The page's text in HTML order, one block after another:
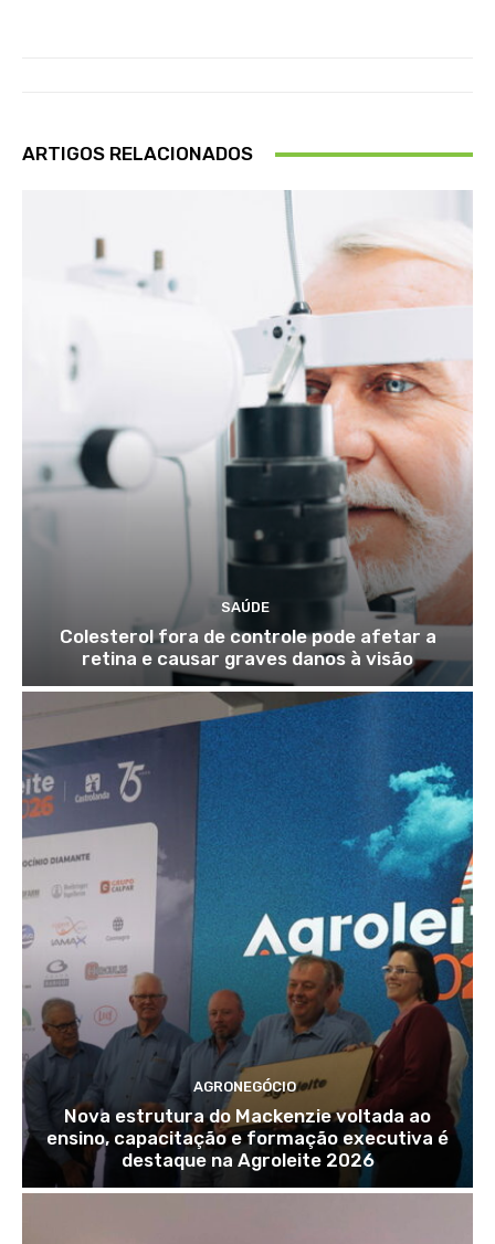
ARTIGOS RELACIONADOS
SAÚDE
Colesterol fora de controle pode afetar a
retina e causar graves danos à visão
AGRONEGÓCIO
Nova estrutura do Mackenzie voltada ao
ensino, capacitação e formação executiva é
destaque na Agroleite 2026